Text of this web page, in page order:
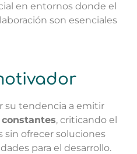
en entornos donde el
son esenciales
su tendencia a emitir
, criticando el
sin ofrecer soluciones
para el desarrollo.